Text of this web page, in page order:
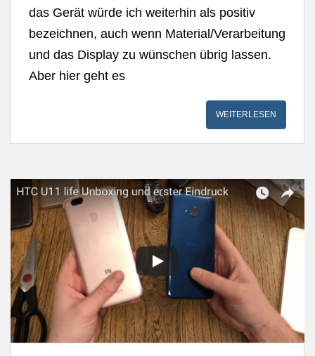
das Gerät würde ich weiterhin als positiv
bezeichnen, auch wenn Material/Verarbeitung
und das Display zu wünschen übrig lassen.
Aber hier geht es
WEITERLESEN